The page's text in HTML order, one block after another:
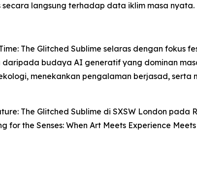
langsung terhadap data iklim masa nyata.
The Glitched Sublime selaras dengan fokus
budaya AI generatif yang dominan
menekankan pengalaman berjasad, serta
The Glitched Sublime di SXSW London pada
for the Senses: When Art Meets Experience